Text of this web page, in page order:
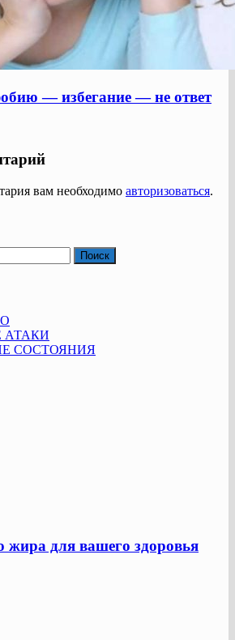
— избегание — не ответ
вам необходимо авторизоваться.
АТАКИ
СОСТОЯНИЯ
жира для вашего здоровья